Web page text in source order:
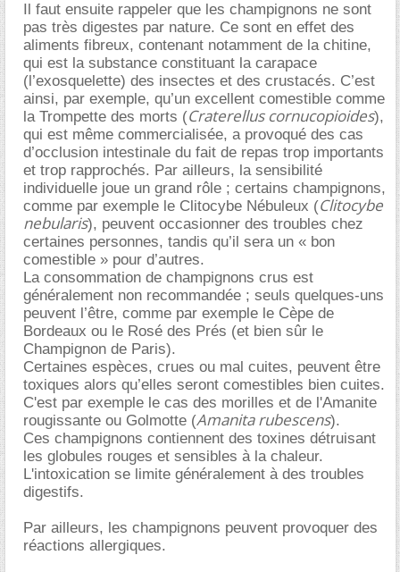
Il faut ensuite rappeler que les champignons ne sont
pas très digestes par nature. Ce sont en effet des
aliments fibreux, contenant notamment de la chitine,
qui est la substance constituant la carapace
(l’exosquelette) des insectes et des crustacés. C’est
ainsi, par exemple, qu’un excellent comestible comme
la Trompette des morts (Craterellus cornucopioides),
qui est même commercialisée, a provoqué des cas
d’occlusion intestinale du fait de repas trop importants
et trop rapprochés. Par ailleurs, la sensibilité
individuelle joue un grand rôle ; certains champignons,
comme par exemple le Clitocybe Nébuleux (Clitocybe
nebularis), peuvent occasionner des troubles chez
certaines personnes, tandis qu’il sera un « bon
comestible » pour d’autres.
La consommation de champignons crus est
généralement non recommandée ; seuls quelques-uns
peuvent l’être, comme par exemple le Cèpe de
Bordeaux ou le Rosé des Prés (et bien sûr le
Champignon de Paris).
Certaines espèces, crues ou mal cuites, peuvent être
toxiques alors qu’elles seront comestibles bien cuites.
C'est par exemple le cas des morilles et de l'Amanite
rougissante ou Golmotte (Amanita rubescens).
Ces champignons contiennent des toxines détruisant
les globules rouges et sensibles à la chaleur.
L'intoxication se limite généralement à des troubles
digestifs.
Par ailleurs, les champignons peuvent provoquer des
réactions allergiques.